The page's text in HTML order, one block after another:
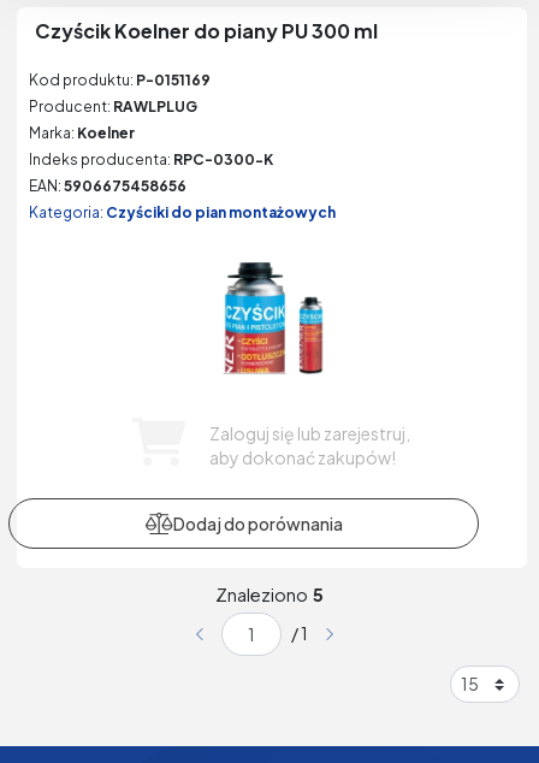
Czyścik Koelner do piany PU 300 ml
Kod produktu: P-0151169
Producent: RAWLPLUG
Marka: Koelner
Indeks producenta: RPC-0300-K
EAN: 5906675458656
Kategoria: Czyściki do pian montażowych
Zaloguj się lub zarejestruj,
aby dokonać zakupów!
Znaleziono 5
/ 1